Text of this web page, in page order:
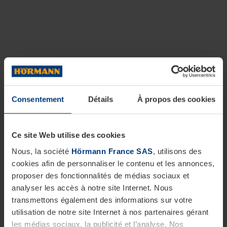
Consentement Détails À propos des cookies
Ce site Web utilise des cookies
Nous, la société Hörmann France SAS, utilisons des
cookies afin de personnaliser le contenu et les annonces,
proposer des fonctionnalités de médias sociaux et
analyser les accès à notre site Internet. Nous
transmettons également des informations sur votre
utilisation de notre site Internet à nos partenaires gérant
les médias sociaux, la publicité et l’analyse. Nos